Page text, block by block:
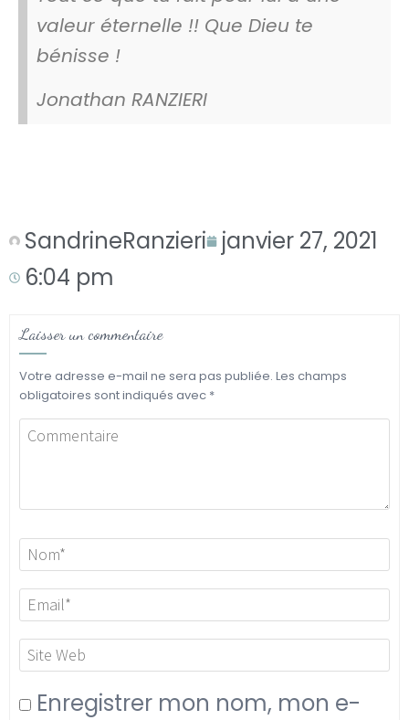
valeur éternelle !! Que Dieu te
bénisse !
Jonathan RANZIERI
SandrineRanzieri janvier 27, 2021
6:04 pm
Laisser un commentaire
Votre adresse e-mail ne sera pas publiée. Les champs
obligatoires sont indiqués avec *
Enregistrer mon nom, mon e-